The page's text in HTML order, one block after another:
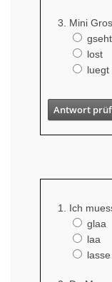
Mini
gseht
lost
luegt
Antwort
Ich
glaa
laa
lasse